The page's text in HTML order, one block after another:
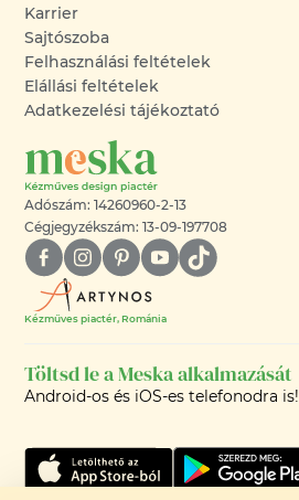
Karrier
Sajtószoba
Felhasználási feltételek
Elállási feltételek
Adatkezelési tájékoztató
Adószám: 14260960-2-13
Cégjegyzékszám: 13-09-197708
Kézműves piactér, Románia
Töltsd le a Meska alkalmazását
Android-os és iOS-es telefonodra is!